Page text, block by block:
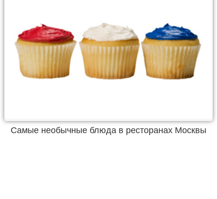
Самые необычные блюда в ресторанах Москвы